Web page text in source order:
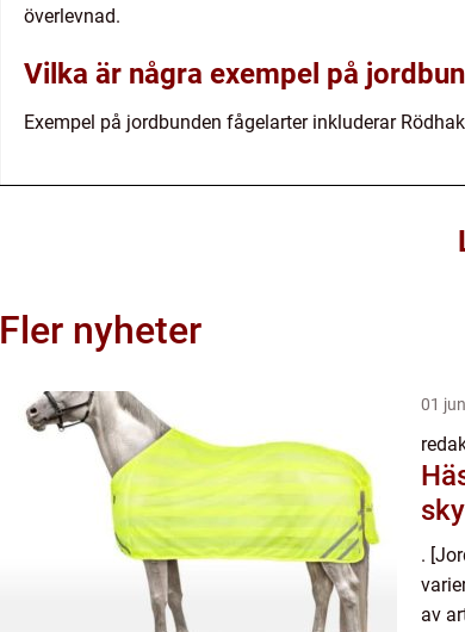
överlevnad.
Vilka är några exempel på
Exempel på jordbunden fågelarter inkluderar
Fler nyheter
01
.
av